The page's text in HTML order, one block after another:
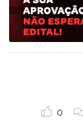
0